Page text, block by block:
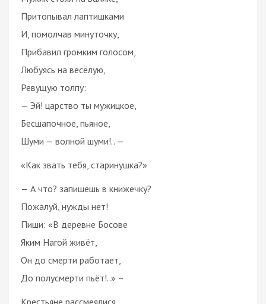
Притопывал лаптишками
И, помолчав минуточку,
Прибавил громким голосом,
Любуясь на весёлую,
Ревущую толпу:
— Эй! царство ты мужицкое,
Бесшапочное, пьяное,
Шуми — волной шуми!.. —
«Как звать тебя, старинушка?»
— А что? запишешь в книжечку?
Пожалуй, нужды нет!
Пиши: «В деревне Босове
Яким Нагой живёт,
Он до смерти работает,
До полусмерти пьёт!..» –
Крестьяне рассмеялися